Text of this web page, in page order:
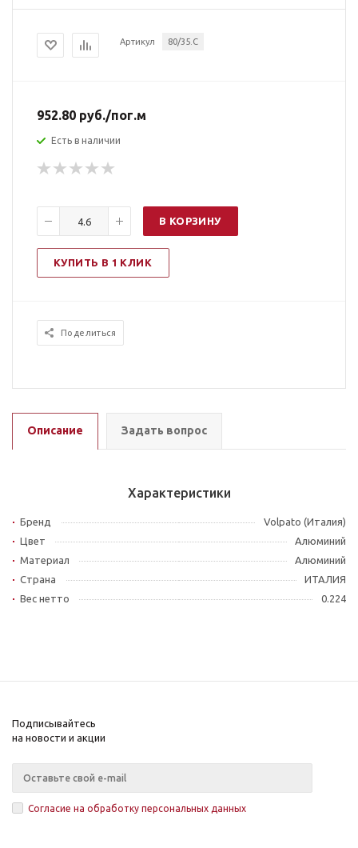
Артикул 80/35.C
952.80 руб./пог.м
Есть в наличии
В КОРЗИНУ
КУПИТЬ В 1 КЛИК
Поделиться
Описание Задать вопрос
Характеристики
Бренд
Volpato (Италия)
Цвет
Алюминий
Материал
Алюминий
Страна
ИТАЛИЯ
Вес нетто
0.224
Подписывайтесь
на новости и акции
Согласие на обработку персональных данных